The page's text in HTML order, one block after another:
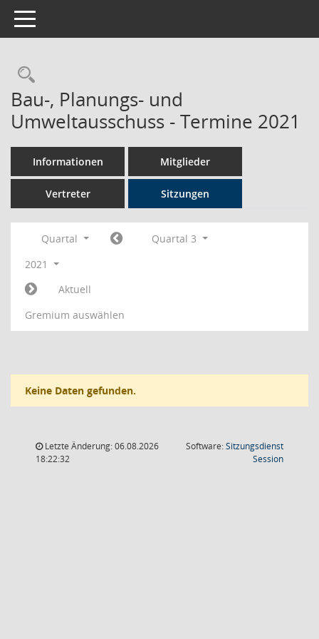
Toggle navigation
Rechercheauswahl
Bau-, Planungs- und
Umweltausschuss - Termine 2021
Informationen Mitglieder
Vertreter Sitzungen
Quartal
Quartal 3
2021
Aktuell
Gremium auswählen
Keine Daten gefunden.
Letzte Änderung: 06.08.2026
18:22:32
Software:Sitzungsdienst
Session(Wird in